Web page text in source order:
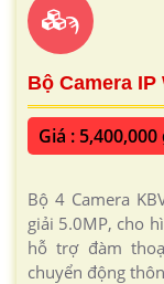
ϡ
Bộ Camera IP
Giá : 5,400,000
Bộ 4 Camera
giải 5.0MP, cho
hỗ trợ đàm
chuyển động